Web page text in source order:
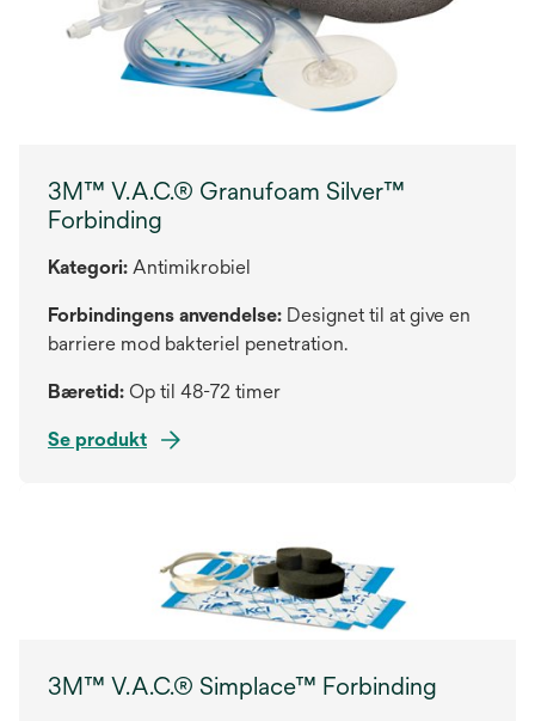
3M™ V.A.C.® Granufoam Silver™
Forbinding
Kategori: Antimikrobiel
Forbindingens anvendelse: Designet til at give en
barriere mod bakteriel penetration.
Bæretid: Op til 48-72 timer
Se produkt
3M™ V.A.C.® Simplace™ Forbinding